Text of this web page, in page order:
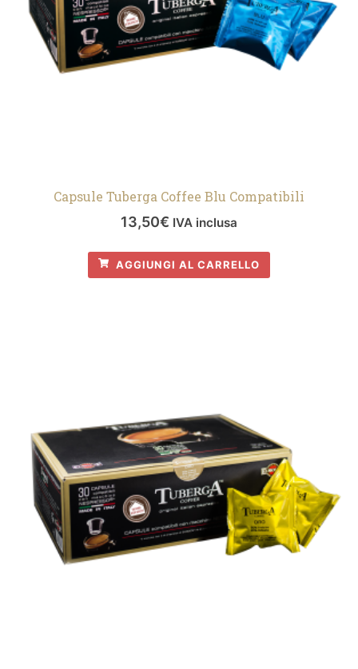
Capsule Tuberga Coffee Blu Compatibili
13,50€ IVA inclusa
AGGIUNGI AL CARRELLO